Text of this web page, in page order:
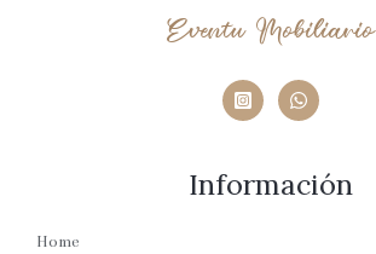
Eventu Mobiliario
Información
Home